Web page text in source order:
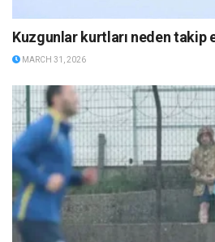
Kuzgunlar kurtları neden takip
MARCH 31, 2026